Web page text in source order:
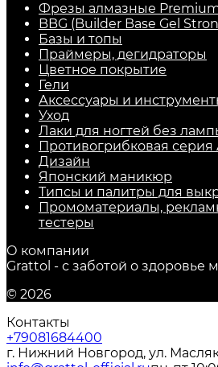
Фрезы алмазные
BBG (Builder Base Gel
Базы и топы
Праймеры, дегидраторы
Цветное покрытие
Гели
Аксессуары и
Уход
Лаки для ногтей без
Противогрибковая серия
Дизайн
Японский маникюр
Типсы и палитры для
Промоматериалы,
тестеры
О компании
Grattol - с заботой о здоровье
© 2026
Контакты
+79081684400
г. Нижний Новгород, ул.